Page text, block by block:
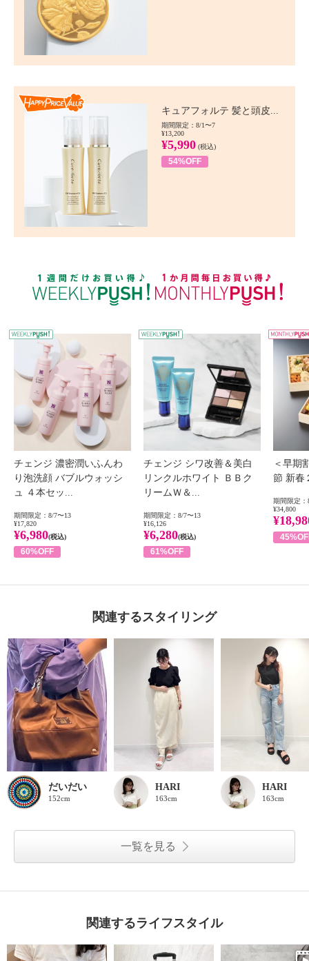
キュアフォルテ 髪と頭皮...
期間限定：8/1〜7
¥13,200
¥5,990 (税込)
54%OFF
WEEKLY PUSH
チェンジ 濃密潤いふんわ
り泡洗顔 バブルウォッシ
ュ ４本セッ...
期間限定：8/7〜13
¥17,820
¥6,980(税込)
60%OFF
チェンジ シワ改善＆美白
リンクルホワイト ＢＢク
リームＷ＆...
期間限定：8/7〜13
¥16,126
¥6,280(税込)
61%OFF
＜早期
節 新春
期間限定：
¥34,800
関連するスタイリング
だいだい
152cm
HARI
163cm
HARI
163cm
一覧を見る
関連するライフスタイル